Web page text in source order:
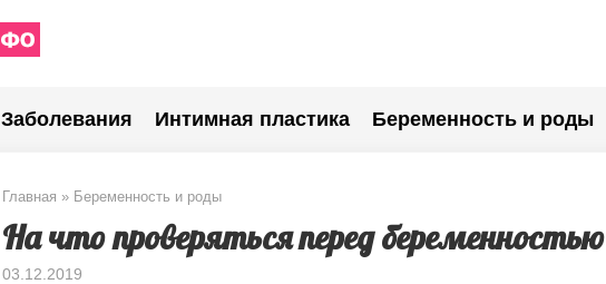
Заболевания Интимная пластика Беременность и роды
Главная » Беременность и роды
На что проверяться перед беременностью
03.12.2019